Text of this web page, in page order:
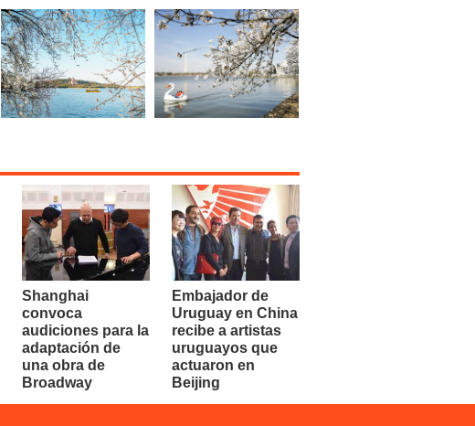
Shanghai
convoca
audiciones para la
adaptación de
una obra de
Broadway
Embajador de
Uruguay en China
recibe a artistas
uruguayos que
actuaron en
Beijing